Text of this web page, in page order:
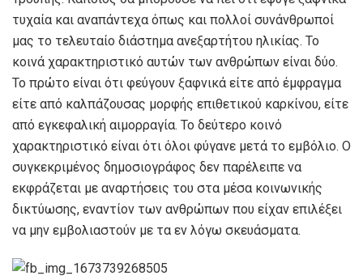
τυχαία και αναπάντεχα όπως και πολλοί συνάνθρωποί
μας το τελευταίο διάστημα ανεξαρτήτου ηλικίας. Το
κοινά χαρακτηριστικό αυτών των ανθρώπων είναι δύο.
Το πρώτο είναι ότι φεύγουν ξαφνικά είτε από έμφραγμα
είτε από καλπάζουσας μορφής επιθετικού καρκίνου, είτε
από εγκεφαλική αιμορραγία. Το δεύτερο κοινό
χαρακτηριστικό είναι ότι όλοι φύγανε μετά το εμβόλιο. Ο
συγκεκριμένος δημοσιογράφος δεν παρέλειπε να
εκφράζεται με αναρτήσεις του στα μέσα κοινωνικής
δικτύωσης, εναντίον των ανθρώπων που είχαν επιλέξει
να μην εμβολιαστούν με τα εν λόγω σκευάσματα.